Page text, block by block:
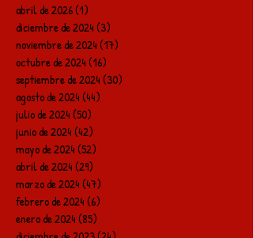
abril de 2026(1)
diciembre de 2024(3)
noviembre de 2024(17)
octubre de 2024(16)
septiembre de 2024(30)
agosto de 2024(44)
julio de 2024(50)
junio de 2024(42)
mayo de 2024(52)
abril de 2024(29)
marzo de 2024(47)
febrero de 2024(6)
enero de 2024(85)